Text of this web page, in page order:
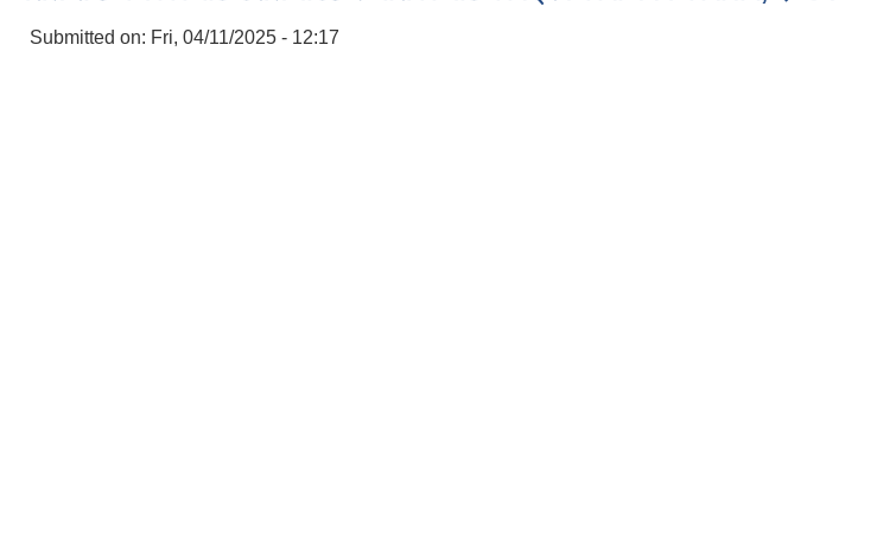
Submitted on: Fri, 04/11/2025 - 12:17